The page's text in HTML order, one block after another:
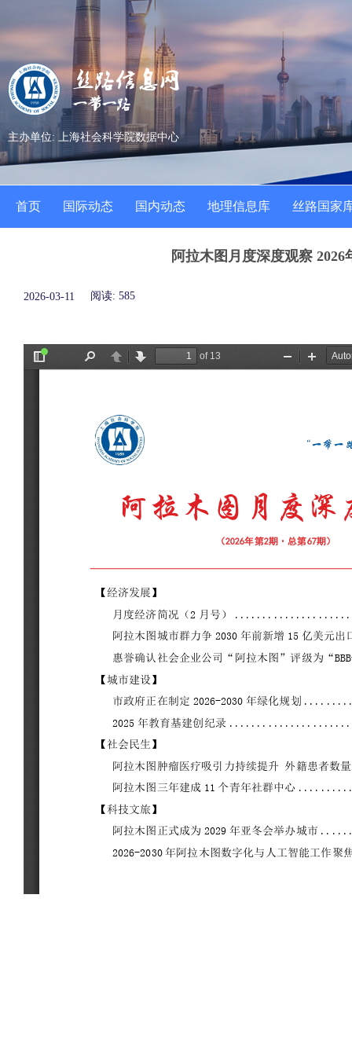
主办单位: 上海社会科学院数据中心
首页 国际动态 国内动态 地理信息库 丝路国家
阿拉木图月度深度观察 2026
2026-03-11 阅读: 585